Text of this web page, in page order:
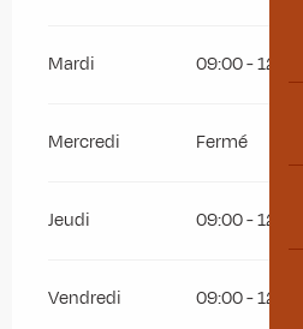
Mardi 09:00 - 12:00
Mercredi Fermé
Jeudi 09:00 - 12:00
Vendredi 09:00 - 12:00